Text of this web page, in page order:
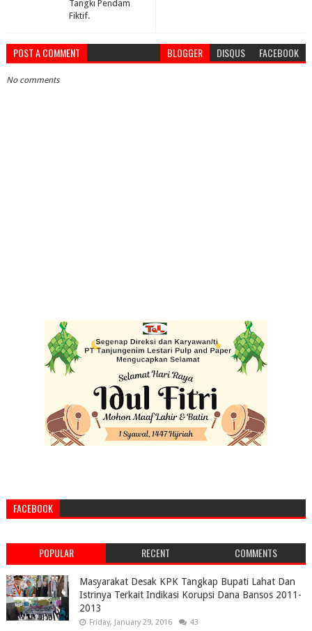
Tangki Pendam
Fiktif.
POST A COMMENT BLOGGER DISQUS FACEBOOK
No comments
FACEBOOK
POPULAR RECENT COMMENTS
Masyarakat Desak KPK Tangkap Bupati Lahat Dan
Istrinya Terkait Indikasi Korupsi Dana Bansos 2011-
2013
Friday, January 29, 2016 43